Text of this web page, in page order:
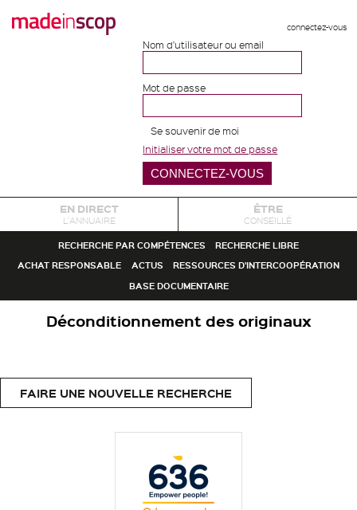
connectez-vous
Nom d'utilisateur ou email
Mot de passe
Se souvenir de moi
Initialiser votre mot de passe
EN DIRECT
L'ANNUAIRE
ÊTRE
CONSEILLÉ
RECHERCHE PAR COMPÉTENCES
RECHERCHE LIBRE
ACHAT RESPONSABLE
ACTUS
RESSOURCES D'INTERCOOPÉRATION
BASE DOCUMENTAIRE
Déconditionnement des originaux
FAIRE UNE NOUVELLE RECHERCHE